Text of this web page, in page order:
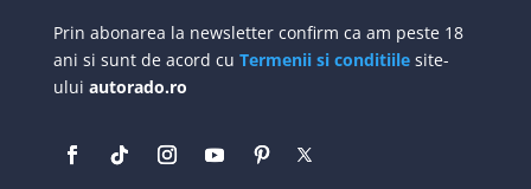
Prin abonarea la newsletter confirm ca am peste 18
ani si sunt de acord cu Termenii si conditiilesite-
ului autorado.ro